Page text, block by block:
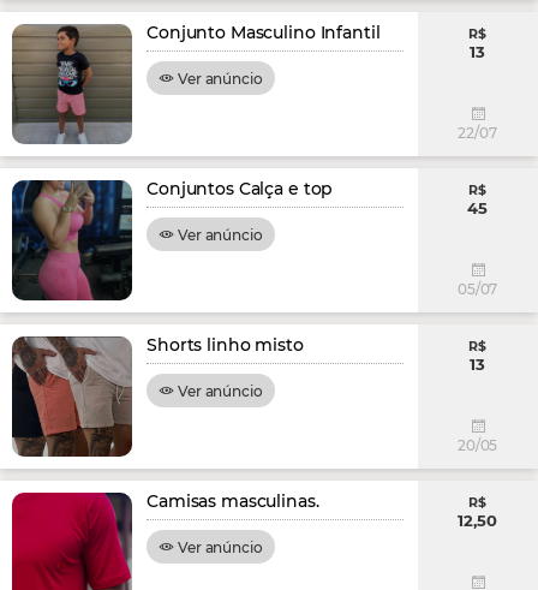
Conjunto Masculino Infantil
Ver anúncio
R$
13
22/07
Conjuntos Calça e top
Ver anúncio
R$
45
05/07
Shorts linho misto
Ver anúncio
R$
13
20/05
Camisas masculinas.
Ver anúncio
R$
12,50